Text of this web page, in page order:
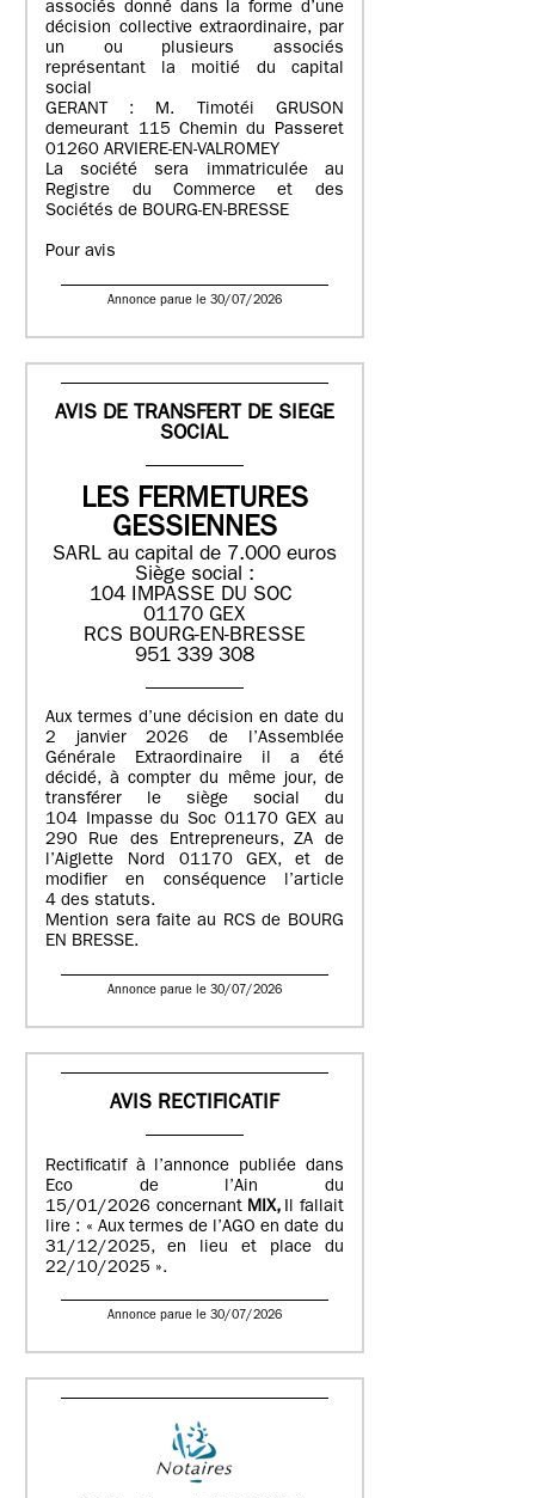
associés donné dans la forme d’une
décision collective extraordinaire, par
un ou plusieurs associés
représentant la moitié du capital
social
GERANT : M. Timotéi GRUSON
demeurant 115 Chemin du Passeret
01260 ARVIERE-EN-VALROMEY
La société sera immatriculée au
Registre du Commerce et des
Sociétés de BOURG-EN-BRESSE
Pour avis
Annonce parue le 30/07/2026
AVIS DE TRANSFERT DE SIEGE
SOCIAL
LES FERMETURES
GESSIENNES
SARL au capital de 7.000 euros
Siège social :
104 IMPASSE DU SOC
01170 GEX
RCS BOURG-EN-BRESSE
951 339 308
Aux termes d’une décision en date du
2 janvier 2026 de l’Assemblée
Générale Extraordinaire il a été
décidé, à compter du même jour, de
transférer le siège social du
104 Impasse du Soc 01170 GEX au
290 Rue des Entrepreneurs, ZA de
l’Aiglette Nord 01170 GEX, et de
modifier en conséquence l’article
4 des statuts.
Mention sera faite au RCS de BOURG
EN BRESSE.
Annonce parue le 30/07/2026
AVIS RECTIFICATIF
Rectificatif à l’annonce publiée dans
Eco de l’Ain du
15/01/2026 concernant MIX, Il fallait
lire : « Aux termes de l’AGO en date du
31/12/2025, en lieu et place du
22/10/2025 ».
Annonce parue le 30/07/2026